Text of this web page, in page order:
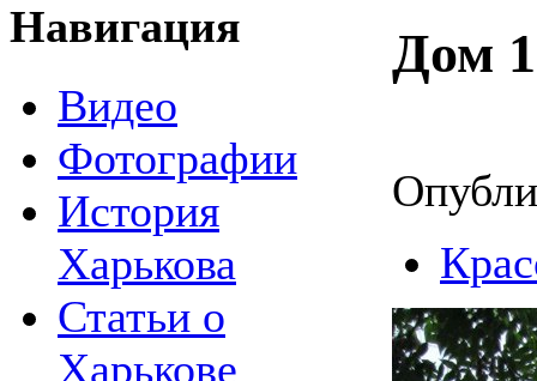
Навигация
Видео
Фотографии
История
Харькова
Статьи о
Харькове
Дом